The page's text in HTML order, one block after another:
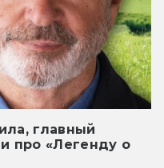
главный
про «Легенду о